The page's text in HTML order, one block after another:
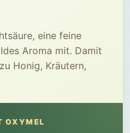
eine feine
Aroma mit. Damit
Honig, Kräutern,
OXYMEL